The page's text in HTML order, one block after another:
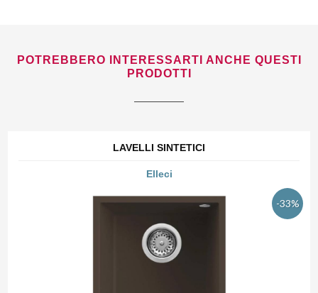
POTREBBERO INTERESSARTI ANCHE QUESTI
PRODOTTI
LAVELLI SINTETICI
Elleci
-33%